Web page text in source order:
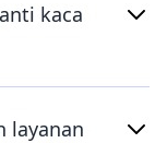
kaca
layanan